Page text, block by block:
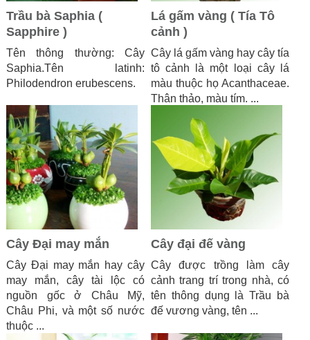
Trầu bà Saphia (
Sapphire )
Tên thông thường: Cây
Saphia.Tên latinh:
Philodendron erubescens.
Lá gấm vàng ( Tía Tô
cảnh )
Cây lá gấm vàng hay cây tía
tô cảnh là một loại cây lá
màu thuộc họ Acanthaceae.
Thân thảo, màu tím. ...
Cây Đại may mắn
Cây Đại may mắn hay cây
may mắn, cây tài lộc có
nguồn gốc ở Châu Mỹ,
Châu Phi, và một số nước
thuộc ...
Cây đại đế vàng
Cây được trồng làm cây
cảnh trang trí trong nhà, có
tên thông dụng là Trầu bà
đế vương vàng, tên ...